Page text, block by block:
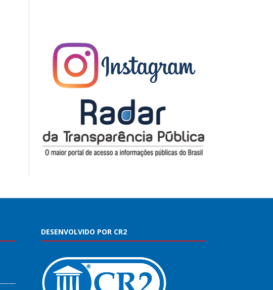
DESENVOLVIDO POR CR2